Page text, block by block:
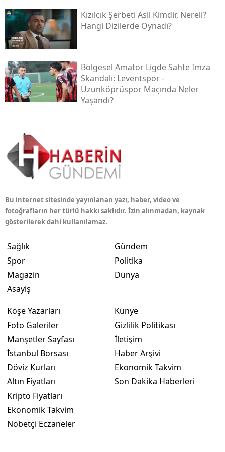
Kızılcık Şerbeti Asil Kimdir, Nereli?
Hangi Dizilerde Oynadı?
Bölgesel Amatör Ligde Sahte Imza
Skandalı: Leventspor -
Uzunköprüspor Maçında Neler
Yaşandı?
Bu internet sitesinde yayınlanan yazı, haber, video ve
fotoğrafların her türlü hakkı saklıdır. İzin alınmadan, kaynak
gösterilerek dahi kullanılamaz.
Sağlık
Spor
Magazin
Asayiş
Gündem
Politika
Dünya
Köşe Yazarları
Foto Galeriler
Manşetler Sayfası
İstanbul Borsası
Döviz Kurları
Altın Fiyatları
Kripto Fiyatları
Ekonomik Takvim
Nöbetçi Eczaneler
Künye
Gizlilik Politikası
İletişim
Haber Arşivi
Ekonomik Takvim
Son Dakika Haberleri